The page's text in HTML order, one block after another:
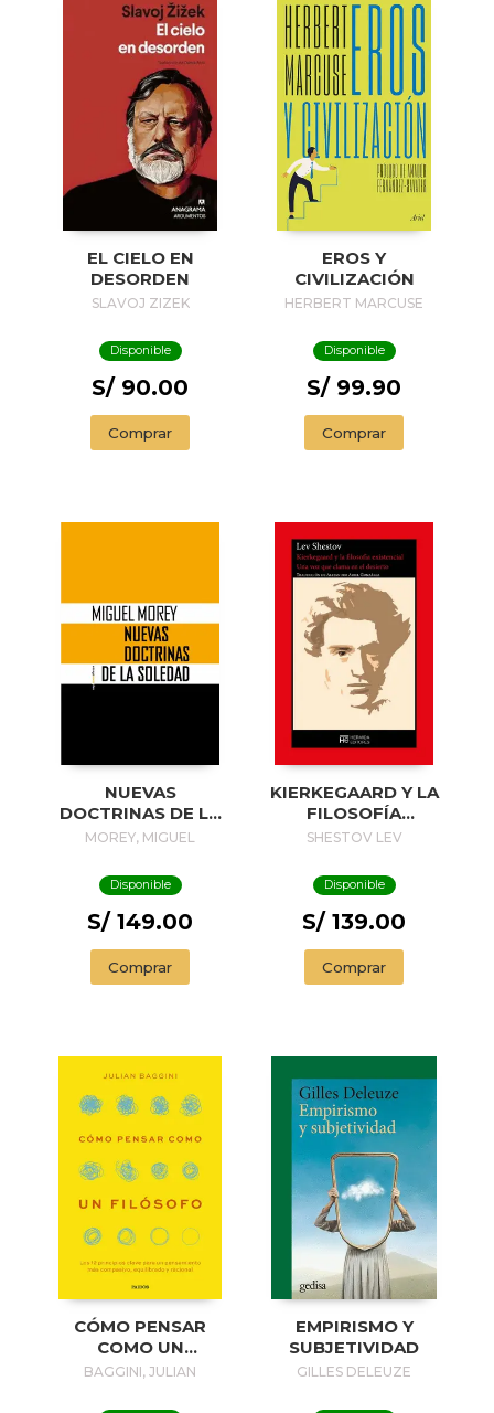
EL CIELO EN
DESORDEN
SLAVOJ ZIZEK
Disponible
S/ 90.00
Comprar
EROS Y
CIVILIZACIÓN
HERBERT MARCUSE
Disponible
S/ 99.90
Comprar
NUEVAS
DOCTRINAS DE LA
SOLEDAD
MOREY, MIGUEL
Disponible
S/ 149.00
Comprar
KIERKEGAARD Y LA
FILOSOFÍA
EXISTENCIAL
SHESTOV LEV
Disponible
S/ 139.00
Comprar
CÓMO PENSAR
COMO UN
FILÓSOFO
BAGGINI, JULIAN
EMPIRISMO Y
SUBJETIVIDAD
GILLES DELEUZE